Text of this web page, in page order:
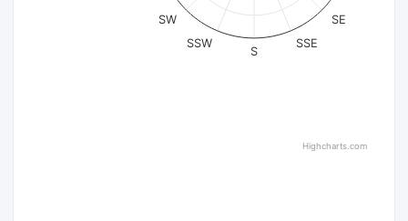
SE
SSE
S
SSW
SW
Highcharts.com